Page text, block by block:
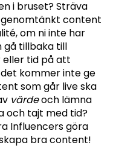
i bruset? Sträva
content
om ni inte har
gå tillbaka till
eller tid på att
kommer inte ge
som går live ska
värdeoch lämna
och tajt med tid?
Influencers göra
bra content!